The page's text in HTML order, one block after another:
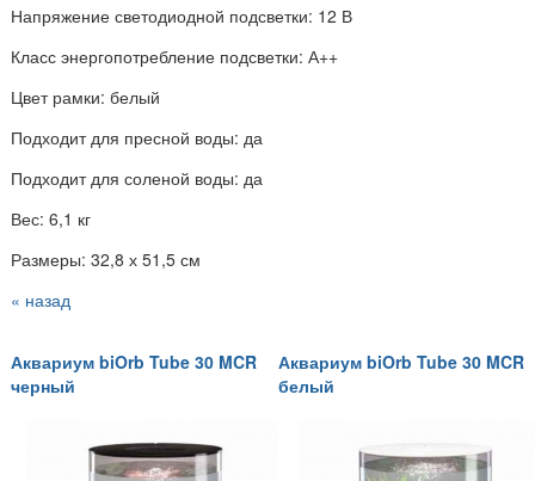
Напряжение светодиодной подсветки: 12 В
Класс энергопотребление подсветки: А++
Цвет рамки: белый
Подходит для пресной воды: да
Подходит для соленой воды: да
Вес: 6,1 кг
Размеры: 32,8 х 51,5 см
« назад
Аквариум biOrb Tube 30 MCR
черный
Аквариум biOrb Tube 30 MCR
белый